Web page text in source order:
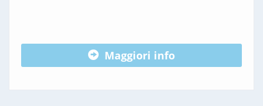
Maggiori info